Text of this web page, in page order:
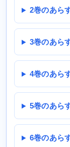
2巻のあら
3巻のあら
4巻のあら
5巻のあら
6巻のあら